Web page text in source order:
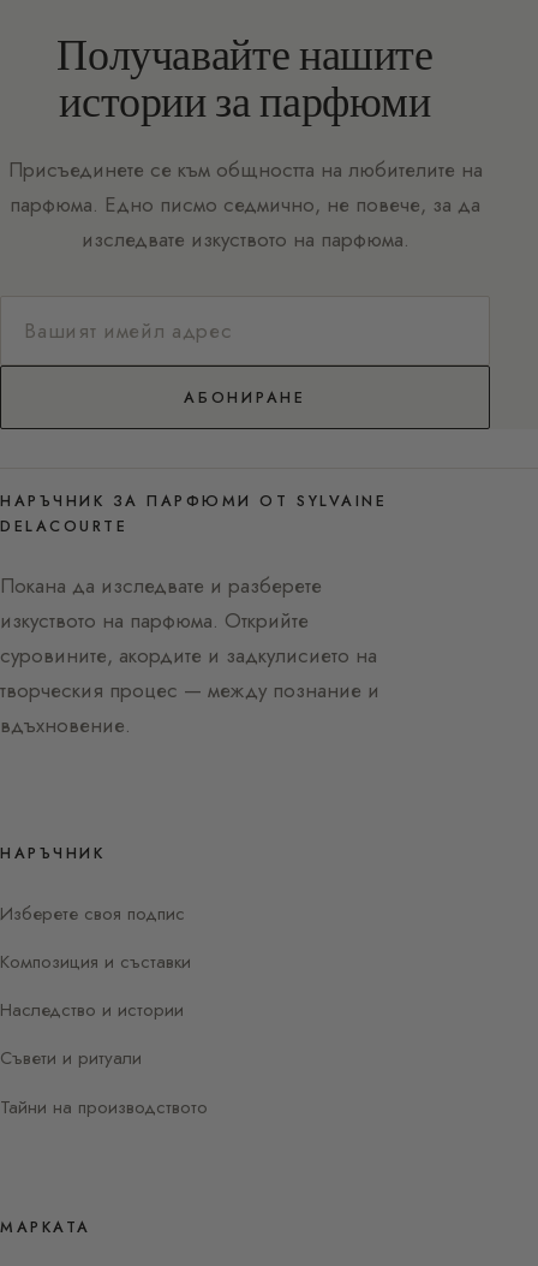
Получавайте нашите
истории за парфюми
Присъединете се към общността на любителите на
парфюма. Едно писмо седмично, не повече, за да
изследвате изкуството на парфюма.
АБОНИРАНЕ
НАРЪЧНИК ЗА ПАРФЮМИ ОТ SYLVAINE
DELACOURTE
Покана да изследвате и разберете
изкуството на парфюма. Открийте
суровините, акордите и задкулисието на
творческия процес — между познание и
вдъхновение.
НАРЪЧНИК
Изберете своя подпис
Композиция и съставки
Наследство и истории
Съвети и ритуали
Тайни на производството
МАРКАТА